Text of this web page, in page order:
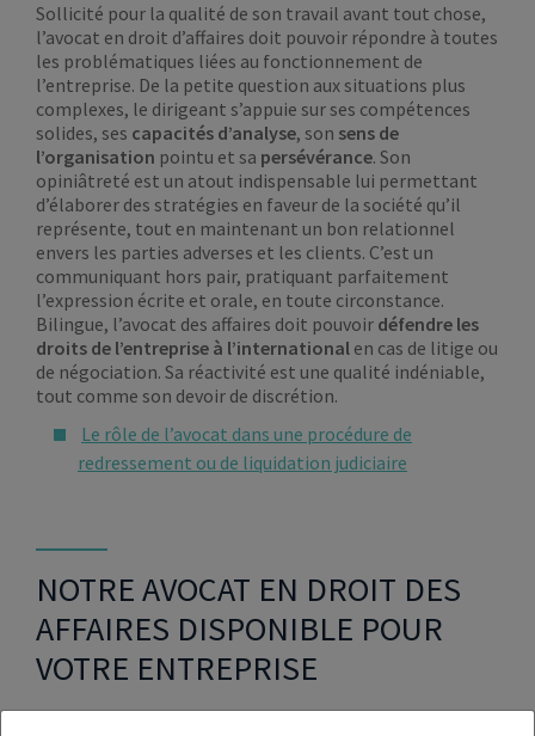
Sollicité pour la qualité de son travail avant tout chose,
l’avocat en droit d’affaires doit pouvoir répondre à toutes
les problématiques liées au fonctionnement de
l’entreprise. De la petite question aux situations plus
complexes, le dirigeant s’appuie sur ses compétences
solides, ses capacités d’analyse, son sens de
l’organisation pointu et sa persévérance. Son
opiniâtreté est un atout indispensable lui permettant
d’élaborer des stratégies en faveur de la société qu’il
représente, tout en maintenant un bon relationnel
envers les parties adverses et les clients. C’est un
communiquant hors pair, pratiquant parfaitement
l’expression écrite et orale, en toute circonstance.
Bilingue, l’avocat des affaires doit pouvoir défendre les
droits de l’entreprise à l’international en cas de litige ou
de négociation. Sa réactivité est une qualité indéniable,
tout comme son devoir de discrétion.
Le rôle de l’avocat dans une procédure de
redressement ou de liquidation judiciaire
NOTRE AVOCAT EN DROIT DES
AFFAIRES DISPONIBLE POUR
VOTRE ENTREPRISE